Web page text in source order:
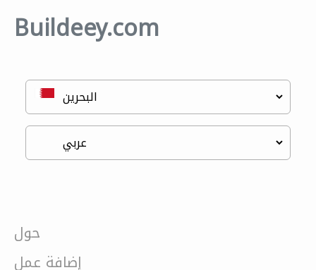
Buildeey.com
حول
إضافة عمل